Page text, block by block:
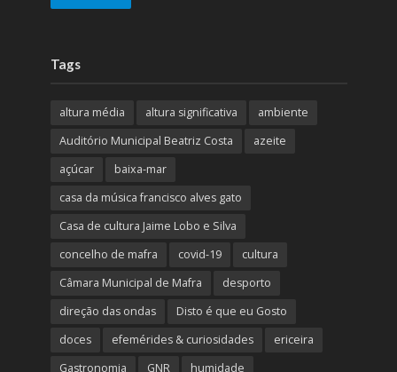
Tags
altura média altura significativa
ambiente
Auditório Municipal Beatriz Costa
azeite
açúcar
baixa-mar
casa da música francisco alves gato
Casa de cultura Jaime Lobo e Silva
concelho de mafra
covid-19
cultura
Câmara Municipal de Mafra
desporto
direção das ondas
Disto é que eu Gosto
doces
efemérides & curiosidades
ericeira
Gastronomia
GNR humidade